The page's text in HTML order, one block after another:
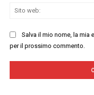
Salva il mio nome, la mia
per il prossimo commento.